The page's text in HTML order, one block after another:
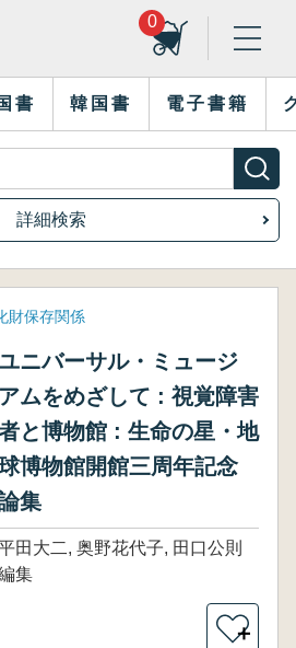
0
書 韓国書 電子書籍
詳細検索
財保存関係
ニバーサル・ミュージ
アムをめざして : 視覚障害
と博物館 : 生命の星・地
博物館開館三周年記念
集
田大二, 奥野花代子, 田口公則
集
＋